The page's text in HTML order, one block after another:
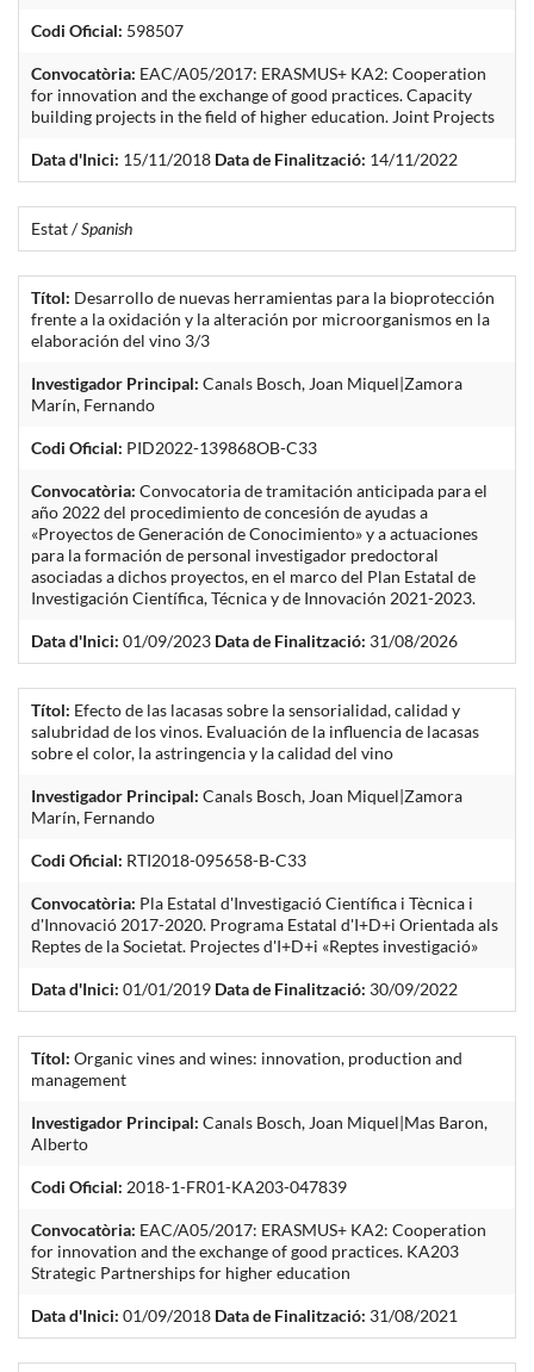
Codi Oficial: 598507
Convocatòria: EAC/A05/2017: ERASMUS+ KA2: Cooperation
for innovation and the exchange of good practices. Capacity
building projects in the field of higher education. Joint Projects
Data d'Inici: 15/11/2018 Data de Finalització: 14/11/2022
Estat /Spanish
Títol: Desarrollo de nuevas herramientas para la bioprotección
frente a la oxidación y la alteración por microorganismos en la
elaboración del vino 3/3
Investigador Principal: Canals Bosch, Joan Miquel|Zamora
Marín, Fernando
Codi Oficial: PID2022-139868OB-C33
Convocatòria: Convocatoria de tramitación anticipada para el
año 2022 del procedimiento de concesión de ayudas a
«Proyectos de Generación de Conocimiento» y a actuaciones
para la formación de personal investigador predoctoral
asociadas a dichos proyectos, en el marco del Plan Estatal de
Investigación Científica, Técnica y de Innovación 2021-2023.
Data d'Inici: 01/09/2023 Data de Finalització: 31/08/2026
Títol: Efecto de las lacasas sobre la sensorialidad, calidad y
salubridad de los vinos. Evaluación de la influencia de lacasas
sobre el color, la astringencia y la calidad del vino
Investigador Principal: Canals Bosch, Joan Miquel|Zamora
Marín, Fernando
Codi Oficial: RTI2018-095658-B-C33
Convocatòria: Pla Estatal d'Investigació Científica i Tècnica i
d'Innovació 2017-2020. Programa Estatal d'I+D+i Orientada als
Reptes de la Societat. Projectes d'I+D+i «Reptes investigació»
Data d'Inici: 01/01/2019 Data de Finalització: 30/09/2022
Títol: Organic vines and wines: innovation, production and
management
Investigador Principal: Canals Bosch, Joan Miquel|Mas Baron,
Alberto
Codi Oficial: 2018-1-FR01-KA203-047839
Convocatòria: EAC/A05/2017: ERASMUS+ KA2: Cooperation
for innovation and the exchange of good practices. KA203
Strategic Partnerships for higher education
Data d'Inici: 01/09/2018 Data de Finalització: 31/08/2021